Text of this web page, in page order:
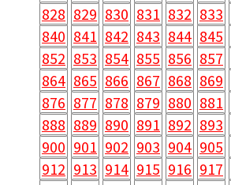
828 829 830 831 832 833
840 841 842 843 844 845
852 853 854 855 856 857
864 865 866 867 868 869
876 877 878 879 880 881
888 889 890 891 892 893
900 901 902 903 904 905
912 913 914 915 916 917